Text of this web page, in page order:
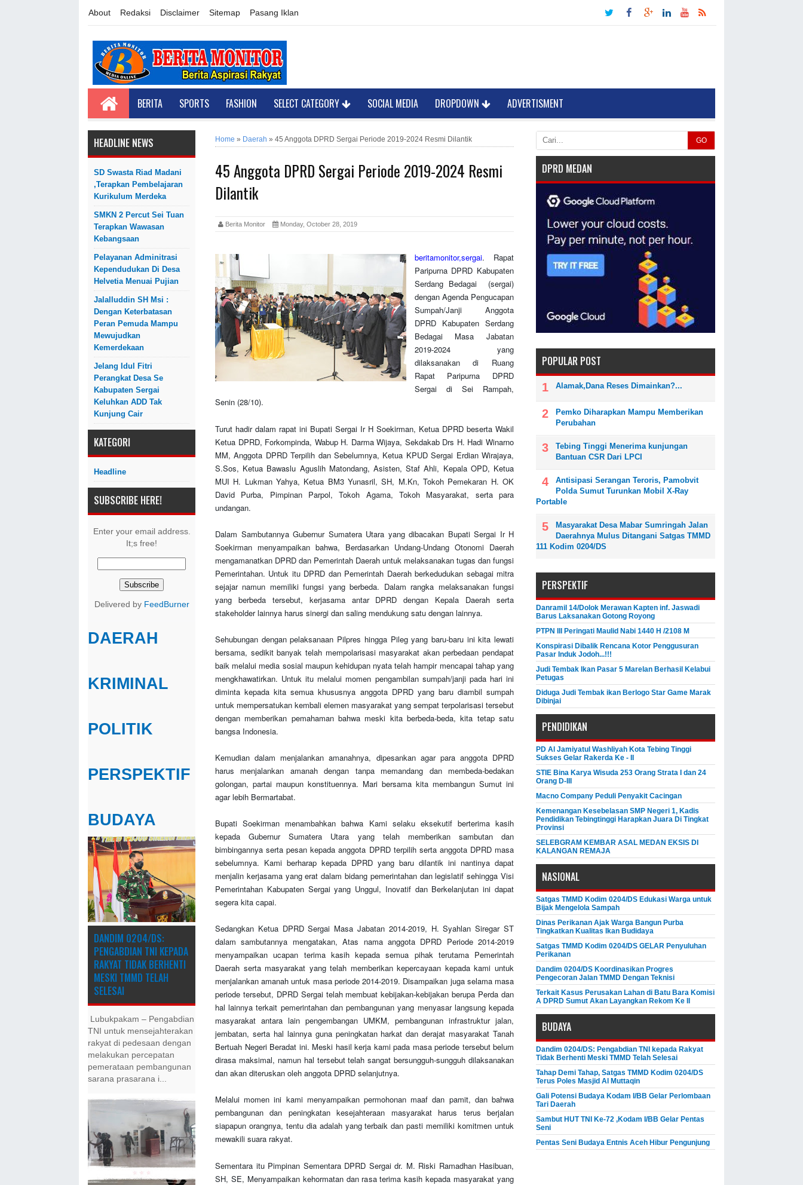
About Redaksi Disclaimer Sitemap Pasang Iklan
BERITA SPORTS FASHION SELECT CATEGORY SOCIAL MEDIA DROPDOWN ADVERTISMENT
HEADLINE NEWS
SD Swasta Riad Madani
,Terapkan Pembelajaran
Kurikulum Merdeka
SMKN 2 Percut Sei Tuan
Terapkan Wawasan
Kebangsaan
Pelayanan Adminitrasi
Kependudukan Di Desa
Helvetia Menuai Pujian
Jalalluddin SH Msi :
Dengan Keterbatasan
Peran Pemuda Mampu
Mewujudkan
Kemerdekaan
Jelang Idul Fitri
Perangkat Desa Se
Kabupaten Sergai
Keluhkan ADD Tak
Kunjung Cair
KATEGORI
Headline
SUBSCRIBE HERE!
Enter your email address.
It;s free!
Delivered by FeedBurner
DAERAH
KRIMINAL
POLITIK
PERSPEKTIF
BUDAYA
DANDIM 0204/DS:
PENGABDIAN TNI KEPADA
RAKYAT TIDAK BERHENTI
MESKI ​TMMD TELAH
SELESAI
Lubukpakam – Pengabdian
TNI untuk mensejahterakan
rakyat di pedesaan dengan
melakukan percepatan
pemerataan pembangunan
sarana prasarana i...
Home » Daerah » 45 Anggota DPRD Sergai Periode 2019-2024 Resmi Dilantik
45 Anggota DPRD Sergai Periode 2019-2024 Resmi
Dilantik
Berita Monitor Monday, October 28, 2019
beritamonitor,sergai. Rapat
Paripurna DPRD Kabupaten
Serdang Bedagai (sergai)
dengan Agenda Pengucapan
Sumpah/Janji Anggota
DPRD Kabupaten Serdang
Bedagai Masa Jabatan
2019-2024 yang
dilaksanakan di Ruang
Rapat Paripurna DPRD
Sergai di Sei Rampah,
Senin (28/10).
Turut hadir dalam rapat ini Bupati Sergai Ir H Soekirman, Ketua DPRD beserta Wakil
Ketua DPRD, Forkompinda, Wabup H. Darma Wijaya, Sekdakab Drs H. Hadi Winarno
MM, Anggota DPRD Terpilih dan Sebelumnya, Ketua KPUD Sergai Erdian Wirajaya,
S.Sos, Ketua Bawaslu Aguslih Matondang, Asisten, Staf Ahli, Kepala OPD, Ketua
MUI H. Lukman Yahya, Ketua BM3 Yunasril, SH, M.Kn, Tokoh Pemekaran H. OK
David Purba, Pimpinan Parpol, Tokoh Agama, Tokoh Masyarakat, serta para
undangan.
Dalam Sambutannya Gubernur Sumatera Utara yang dibacakan Bupati Sergai Ir H
Soekirman menyampaikan bahwa, Berdasarkan Undang-Undang Otonomi Daerah
mengamanatkan DPRD dan Pemerintah Daerah untuk melaksanakan tugas dan fungsi
Pemerintahan. Untuk itu DPRD dan Pemerintah Daerah berkedudukan sebagai mitra
sejajar namun memiliki fungsi yang berbeda. Dalam rangka melaksanakan fungsi
yang berbeda tersebut, kerjasama antar DPRD dengan Kepala Daerah serta
stakeholder lainnya harus sinergi dan saling mendukung satu dengan lainnya.
Sehubungan dengan pelaksanaan Pilpres hingga Pileg yang baru-baru ini kita lewati
bersama, sedikit banyak telah mempolarisasi masyarakat akan perbedaan pendapat
baik melalui media sosial maupun kehidupan nyata telah hampir mencapai tahap yang
mengkhawatirkan. Untuk itu melalui momen pengambilan sumpah/janji pada hari ini
diminta kepada kita semua khususnya anggota DPRD yang baru diambil sumpah
untuk mempersatukan kembali elemen masyarakat yang sempat terpolarisasi tersebut
dengan memberikan pemahaman bahwa meski kita berbeda-beda, kita tetap satu
bangsa Indonesia.
Kemudian dalam menjalankan amanahnya, dipesankan agar para anggota DPRD
harus menjalankan amanah dengan tanpa memandang dan membeda-bedakan
golongan, partai maupun konstituennya. Mari bersama kita membangun Sumut ini
agar lebih Bermartabat.
Bupati Soekirman menambahkan bahwa Kami selaku eksekutif berterima kasih
kepada Gubernur Sumatera Utara yang telah memberikan sambutan dan
bimbingannya serta pesan kepada anggota DPRD terpilih serta anggota DPRD masa
sebelumnya. Kami berharap kepada DPRD yang baru dilantik ini nantinya dapat
menjalin kerjasama yang erat dalam bidang pemerintahan dan legislatif sehingga Visi
Pemerintahan Kabupaten Sergai yang Unggul, Inovatif dan Berkelanjutan ini dapat
segera kita capai.
Sedangkan Ketua DPRD Sergai Masa Jabatan 2014-2019, H. Syahlan Siregar ST
dalam sambutannya mengatakan, Atas nama anggota DPRD Periode 2014-2019
menyampaikan ucapan terima kasih kepada semua pihak terutama Pemerintah
Daerah serta masyarakat yang telah memberikan kepercayaan kepada kami untuk
menjalankan amanah untuk masa periode 2014-2019. Disampaikan juga selama masa
periode tersebut, DPRD Sergai telah membuat kebijakan-kebijakan berupa Perda dan
hal lainnya terkait pemerintahan dan pembangunan yang menyasar langsung kepada
masyarakat antara lain pengembangan UMKM, pembangunan infrastruktur jalan,
jembatan, serta hal lainnya guna peningkatan harkat dan derajat masyarakat Tanah
Bertuah Negeri Beradat ini. Meski hasil kerja kami pada masa periode tersebut belum
dirasa maksimal, namun hal tersebut telah sangat bersungguh-sungguh dilaksanakan
dan akan diteruskan oleh anggota DPRD selanjutnya.
Melalui momen ini kami menyampaikan permohonan maaf dan pamit, dan bahwa
pembangunan dan peningkatan kesejahteraan masyarakat harus terus berjalan
siapapun orangnya, tentu dia adalah yang terbaik dan pasti memiliki komitmen untuk
mewakili suara rakyat.
Sementara itu Pimpinan Sementara DPRD Sergai dr. M. Riski Ramadhan Hasibuan,
SH, SE, Menyampaikan kehormatan dan rasa terima kasih kepada masyarakat yang
GO
DPRD MEDAN
POPULAR POST
Alamak,Dana Reses Dimainkan?...
Pemko Diharapkan Mampu Memberikan
Perubahan
Tebing Tinggi Menerima kunjungan
Bantuan CSR Dari LPCI
Antisipasi Serangan Teroris, Pamobvit
Polda Sumut Turunkan Mobil X-Ray
Portable
Masyarakat Desa Mabar Sumringah Jalan
Daerahnya Mulus Ditangani Satgas TMMD
111 Kodim 0204/DS
PERSPEKTIF
Danramil 14/Dolok Merawan Kapten inf. Jaswadi
Barus Laksanakan Gotong Royong
PTPN III Peringati Maulid Nabi 1440 H /2108 M
Konspirasi Dibalik Rencana Kotor Penggusuran
Pasar Induk Jodoh...!!!
Judi Tembak Ikan Pasar 5 Marelan Berhasil Kelabui
Petugas
Diduga Judi Tembak ikan Berlogo Star Game Marak
Dibinjai
PENDIDIKAN
PD Al Jamiyatul Washliyah Kota Tebing Tinggi
Sukses Gelar Rakerda Ke - II
STIE Bina Karya Wisuda 253 Orang Strata I dan 24
Orang D-III
Macno Company Peduli Penyakit Cacingan
Kemenangan Kesebelasan SMP Negeri 1, Kadis
Pendidikan Tebingtinggi Harapkan Juara Di Tingkat
Provinsi
SELEBGRAM KEMBAR ASAL MEDAN EKSIS DI
KALANGAN REMAJA
NASIONAL
Satgas TMMD Kodim 0204/DS Edukasi Warga untuk
Bijak Mengelola Sampah
Dinas Perikanan Ajak Warga Bangun Purba
Tingkatkan Kualitas Ikan Budidaya
Satgas TMMD Kodim 0204/DS GELAR Penyuluhan
Perikanan
Dandim 0204/DS Koordinasikan Progres
Pengecoran Jalan TMMD Dengan Teknisi
Terkait Kasus Perusakan Lahan di Batu Bara Komisi
A DPRD Sumut Akan Layangkan Rekom Ke II
BUDAYA
Dandim 0204/DS: Pengabdian TNI kepada Rakyat
Tidak Berhenti Meski ​TMMD Telah Selesai
Tahap Demi Tahap, Satgas TMMD Kodim 0204/DS
Terus Poles Masjid Al Muttaqin
Gali Potensi Budaya Kodam I/BB Gelar Perlombaan
Tari Daerah
Sambut HUT TNI Ke-72 ,Kodam I/BB Gelar Pentas
Seni
Pentas Seni Budaya Entnis Aceh Hibur Pengunjung